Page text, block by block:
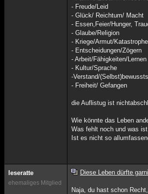
- Freude/Leid
- Glück/ Reichtum/ Macht
- Essen,Feier/Hunger,
- Glaube/Religion
- Kriege/Armut/
- Entscheidungen/Zögern
- Arbeit/Fähigkeiten/Lernen
- Kultur/Sprache
-Verstand/
- Freiheit/ Gefangen
die Auflistug ist
Wie könnte das Leben
Was fehlt noch und was
Ist es nicht so
leseratte
ehemaliges Mitglied
Diese Leben dürfte
Naja, du hast schon